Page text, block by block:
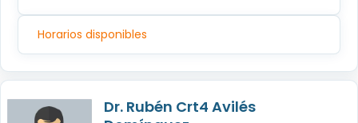
Horarios disponibles
Dr. Rubén Crt4 Avilés